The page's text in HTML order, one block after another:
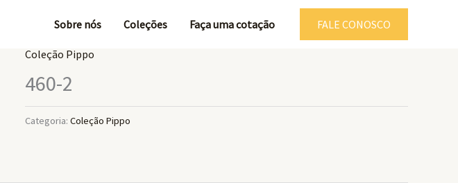
Sobre nós Coleções Faça uma cotação FALE CONOSCO
Coleção Pippo
460-2
Categoria: Coleção Pippo